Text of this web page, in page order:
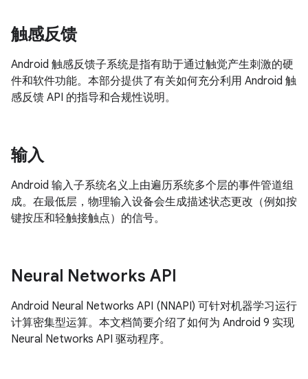
触感反馈
Android 触感反馈子系统是指有助于通过触觉产生刺激的硬
件和软件功能。本部分提供了有关如何充分利用 Android 触
感反馈 API 的指导和合规性说明。
输入
Android 输入子系统名义上由遍历系统多个层的事件管道组
成。在最低层，物理输入设备会生成描述状态更改（例如按
键按压和轻触接触点）的信号。
Neural Networks API
Android Neural Networks API (NNAPI) 可针对机器学习运行
计算密集型运算。本文档简要介绍了如何为 Android 9 实现
Neural Networks API 驱动程序。